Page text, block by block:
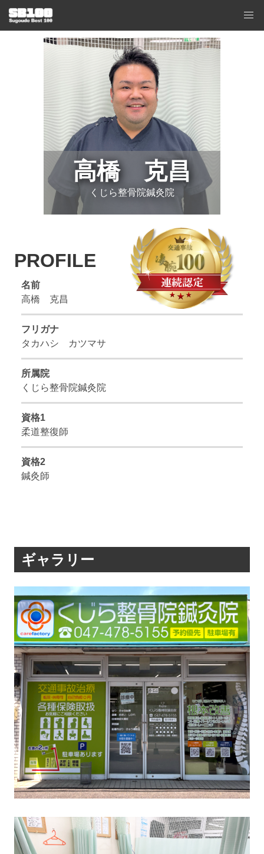
高橋 克昌
くじら整骨院鍼灸院
PROFILE
名前
高橋 克昌
フリガナ
タカハシ カツマサ
所属院
くじら整骨院鍼灸院
資格1
柔道整復師
資格2
鍼灸師
ギャラリー